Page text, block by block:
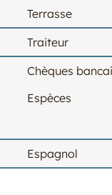
Terrasse
Traiteur
Chèques
Espèces
Espagnol